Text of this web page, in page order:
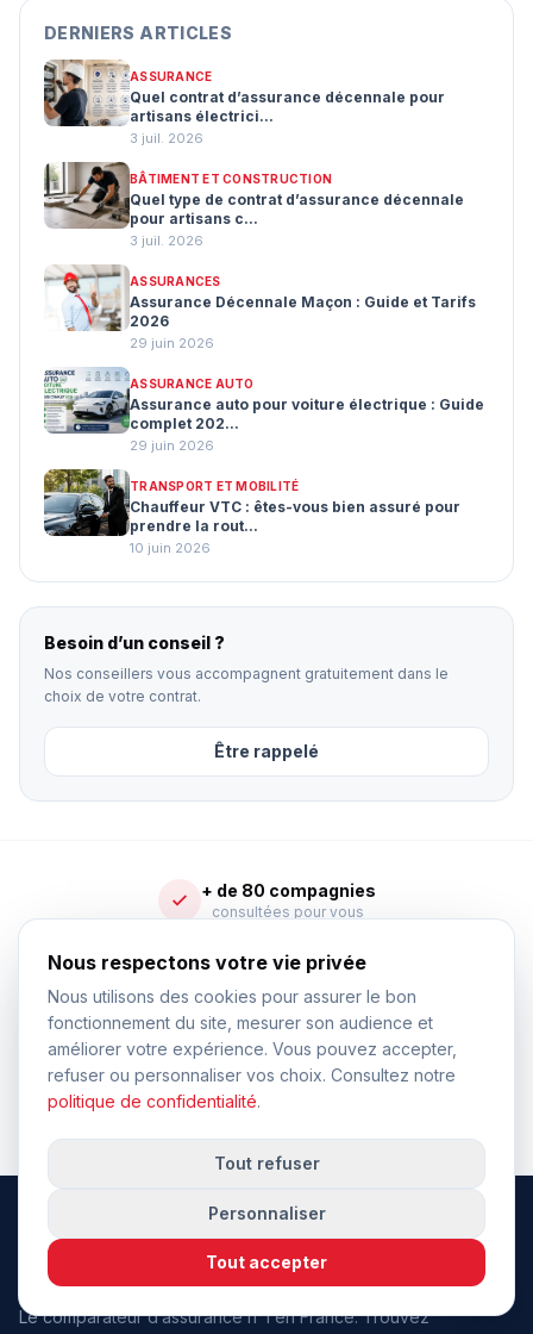
DERNIERS ARTICLES
ASSURANCE
Quel contrat d’assurance décennale pour
artisans électrici...
3 juil. 2026
BÂTIMENT ET CONSTRUCTION
Quel type de contrat d’assurance décennale
pour artisans c...
3 juil. 2026
ASSURANCES
Assurance Décennale Maçon : Guide et Tarifs
2026
29 juin 2026
ASSURANCE AUTO
Assurance auto pour voiture électrique : Guide
complet 202...
29 juin 2026
TRANSPORT ET MOBILITÉ
Chauffeur VTC : êtes-vous bien assuré pour
prendre la rout...
10 juin 2026
Besoin d’un conseil ?
Nos conseillers vous accompagnent gratuitement dans le
choix de votre contrat.
Être rappelé
+ de 80 compagnies
consultées pour vous
Courtier ORIAS
Devis en 2 minutes
gratuit et sans engagement
Conseillers dédiés
Le comparateur d’assurance n°1 en France. Trouvez
Nous respectons votre vie privée
Nous utilisons des cookies pour assurer le bon
fonctionnement du site, mesurer son audience et
améliorer votre expérience. Vous pouvez accepter,
refuser ou personnaliser vos choix. Consultez notre
politique de confidentialité.
Tout refuser
Personnaliser
Tout accepter